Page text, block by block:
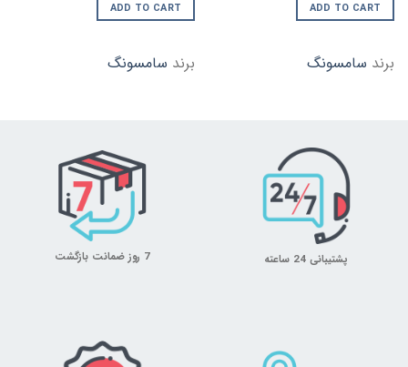
ADD TO CART
برند سامسونگ
ADD TO CART
برند سامسونگ
پشتیبانی 24 ساعته 7 روز ضمانت بازگشت